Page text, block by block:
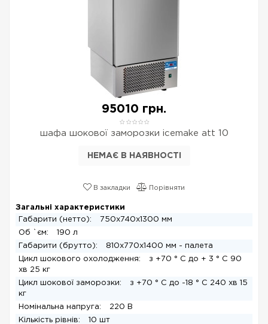
95010 грн.
шафа шокової заморозки icemake att 10
НЕМАЄ В НАЯВНОСТІ
В закладки Порівняти
Загальні характеристики
Габарити (нетто):
750x740x1300 мм
Об `єм:
190 л
Габарити (брутто):
810x770x1400 мм - палета
Цикл шокового охолодження:
з +70 ° С до + 3 ° С 90
хв 25 кг
Цикл шокової заморозки:
з +70 ° С до -18 ° С 240 хв 15
кг
Номінальна напруга:
220 В
Кількість рівнів:
10 шт